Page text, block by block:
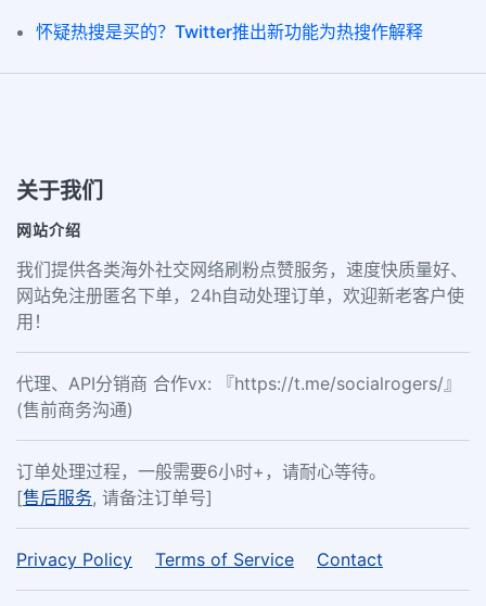
怀疑热搜是买的？Twitter推出新功能为热搜作解释
关于我们
网站介绍
我们提供各类海外社交网络刷粉点赞服务，速度快质量好、
网站免注册匿名下单，24h自动处理订单，欢迎新老客户使
用！
代理、API分销商 合作vx: 『https://t.me/socialrogers/』
(售前商务沟通)
订单处理过程，一般需要6小时+，请耐心等待。
[售后服务, 请备注订单号]
Privacy Policy Terms of Service Contact